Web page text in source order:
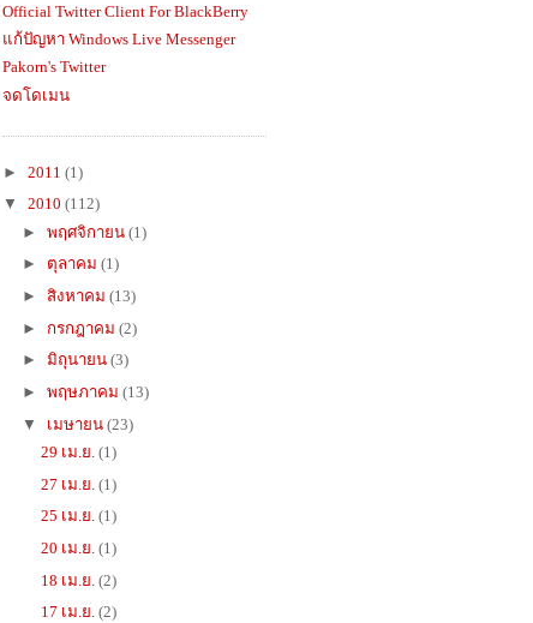
Official Twitter Client For BlackBerry
แก้ปัญหา Windows Live Messenger
Pakorn's Twitter
จดโดเมน
► 2011 (1)
▼ 2010 (112)
► พฤศจิกายน (1)
► ตุลาคม (1)
► สิงหาคม (13)
► กรกฎาคม (2)
► มิถุนายน (3)
► พฤษภาคม (13)
▼ เมษายน (23)
29 เม.ย. (1)
27 เม.ย. (1)
25 เม.ย. (1)
20 เม.ย. (1)
18 เม.ย. (2)
17 เม.ย. (2)